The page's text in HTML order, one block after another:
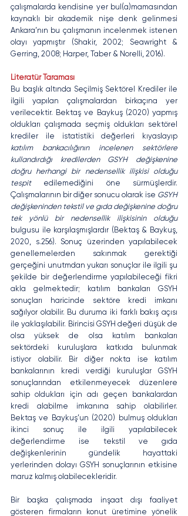
çalışmalarda kendisine yer bul(a)mamasından
kaynaklı bir akademik nişe denk gelinmesi
Ankara’nın bu çalışmanın incelenmek istenen
olayı yapmıştır (Shakir, 2002; Seawright &
Gerring, 2008; Harper, Taber & Norelli, 2016).
Literatür Taraması
Bu başlık altında Seçilmiş Sektörel Krediler ile
ilgili yapılan çalışmalardan birkaçına yer
verilecektir. Bektaş ve Baykuş (2020) yapmış
oldukları çalışmada seçmiş oldukları sektörel
katılım bankacılığının incelenen sektörlere
kullandırdığı kredilerden GSYH değişkenine
doğru herhangi bir nedensellik ilişkisi olduğu
tespit edilemediğini öne sürmüşlerdir.
Çalışmalarının bir diğer sonucu olarak ise GSYH
değişkeninden tekstil ve gıda değişkenine doğru
tek yönlü bir nedensellik ilişkisinin olduğu
bulgusu ile karşılaşmışlardır (Bektaş & Baykuş,
2020, s.256). Sonuç üzerinden yapılabilecek
genellemelerden sakınmak gerektiği
gerçeğini unutmdan yukarı sonuçlar ile ilgili şu
şekilde bir değerlendirme yapılabileceği fikri
akla gelmektedir; katılım bankaları GSYH
sonuçları haricinde sektöre kredi imkanı
sağılyor olabilir. Bu duruma iki farklı bakış açısı
ile yaklaşılabilir. Birincisi GSYH değeri düşük de
olsa yüksek de olsa katılım bankaları
sektördeki kuruluşlara katkıda bulunmak
istiyor olabilir. Bir diğer nokta ise katılım
bankalarının kredi verdiği kuruluşlar GSYH
sonuçlarından etkilenmeyecek düzenlere
sahip oldukları için adı geçen bankalardan
kredi alabilme imkanına sahip olabilirler.
Bektaş ve Baykuş’un (2020) bulmuş oldukları
ikinci sonuç ile ilgili yapılabilecek
değerlendirme ise tekstil ve gıda
değişkenlerinin gündelik hayattaki
yerlerinden dolayı GSYH sonuçlarının etkisine
maruz kalmış olabilecekleridir.
Bir başka çalışmada inşaat dışı faaliyet
gösteren firmaların konut üretimine yönelik